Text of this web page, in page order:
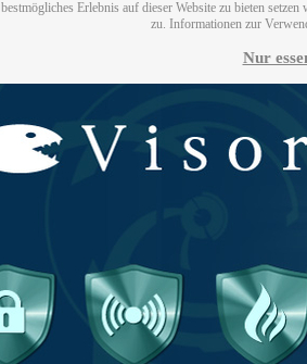
Erlebnis auf dieser Website zu bieten
zu. Informationen zur
Nur